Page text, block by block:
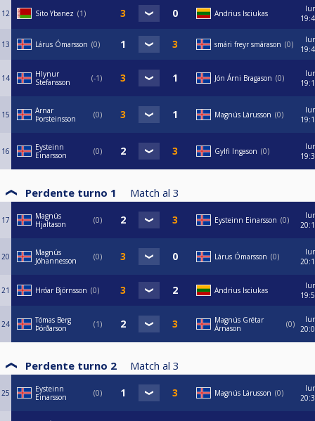
12 Sito Ybanez 1 Andrius Isciukas
13 Lárus Ómarsson 0 smári freyr smárason 0
14
Hlynur
Stefansson
-1 Jón Árni Bragason 0
15
Arnar
Þorsteinsson
0 Magnús Lárusson 0
16
Eysteinn
Einarsson
0 Gylfi Ingason 0
Perdente turno 1 Match al 3
17
Magnús
Hjaltason
0 Eysteinn Einarsson 0
20
Magnús
Jóhannesson
0 Lárus Ómarsson 0
21 Hróar Björnsson 0 Andrius Isciukas
24
Tómas Berg
Þórðarson
1
Magnús Grétar
Árnason
0
Perdente turno 2 Match al 3
25
Eysteinn
Einarsson
0 Magnús Lárusson 0